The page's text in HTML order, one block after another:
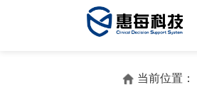
当前位置：